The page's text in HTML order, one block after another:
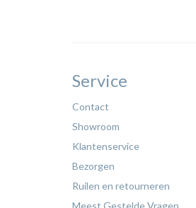
Service
Contact
Showroom
Klantenservice
Bezorgen
Ruilen en retourneren
Meest Gestelde Vragen